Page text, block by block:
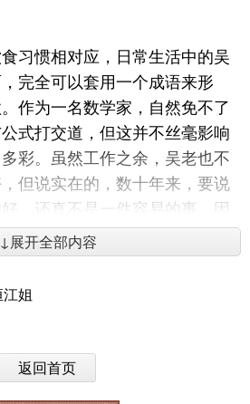
习惯相对应，日常生活中的吴
完全可以套用一个成语来形
作为一名数学家，自然免不了
式打交道，但这并不丝毫影响
彩。虽然工作之余，吴老也不
但说实在的，数十年来，要说
，还真不是一件容易的事。因
都不固定，会因时间地点的不
。至于硬要说出有什么不变，
活无比热爱的炽烈之心了。待
认真真地看侦探小说。出去游
种时尚的户外运动之中。年逾
还尝试了过山车，享受惊险和
↓展开全部内容
姐
返回首页